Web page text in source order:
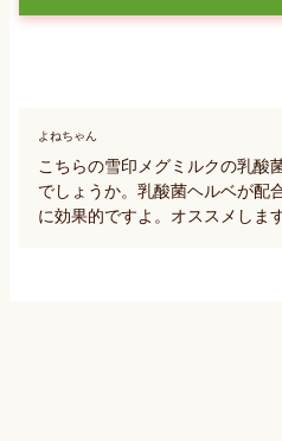
よねちゃん
こちらの雪印メグミルクの乳酸
でしょうか。乳酸菌ヘルベが配
に効果的ですよ。オススメします